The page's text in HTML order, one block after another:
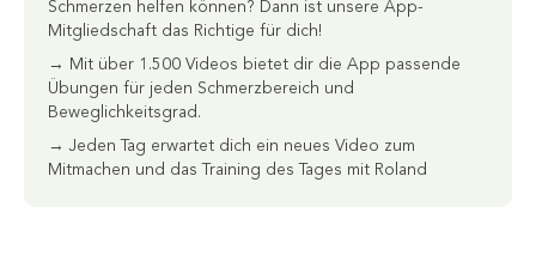
Schmerzen helfen können? Dann ist unsere App-
Mitgliedschaft das Richtige für dich!
→ Mit über 1.500 Videos bietet dir die App passende
Übungen für jeden Schmerzbereich und
Beweglichkeitsgrad.
→ Jeden Tag erwartet dich ein neues Video zum
Mitmachen und das Training des Tages mit Roland